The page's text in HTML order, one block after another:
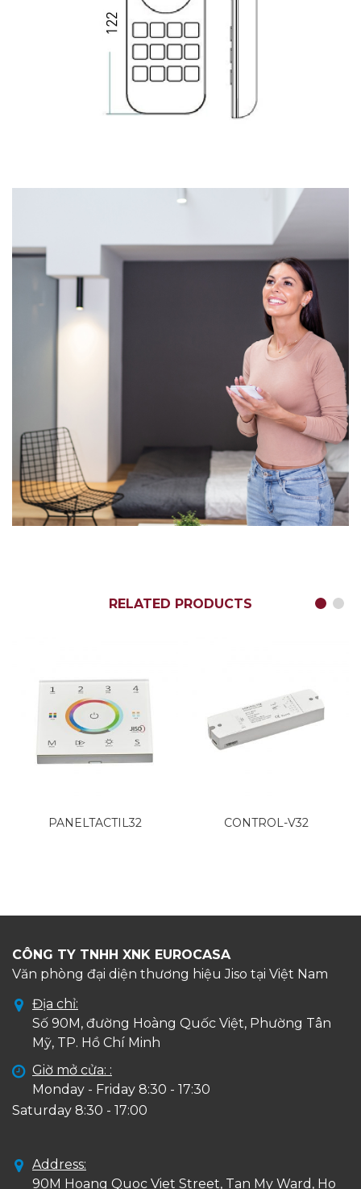
RELATED PRODUCTS
PANELTACTIL32 CONTROL-V32
CÔNG TY TNHH XNK EUROCASA
Văn phòng đại diện thương hiệu Jiso tại Việt Nam
Địa chỉ:
Số 90M, đường Hoàng Quốc Việt, Phường Tân
Mỹ, TP. Hồ Chí Minh
Giờ mở cửa: :
Monday - Friday 8:30 - 17:30
Saturday 8:30 - 17:00
Address:
90M Hoang Quoc Viet Street, Tan My Ward, Ho